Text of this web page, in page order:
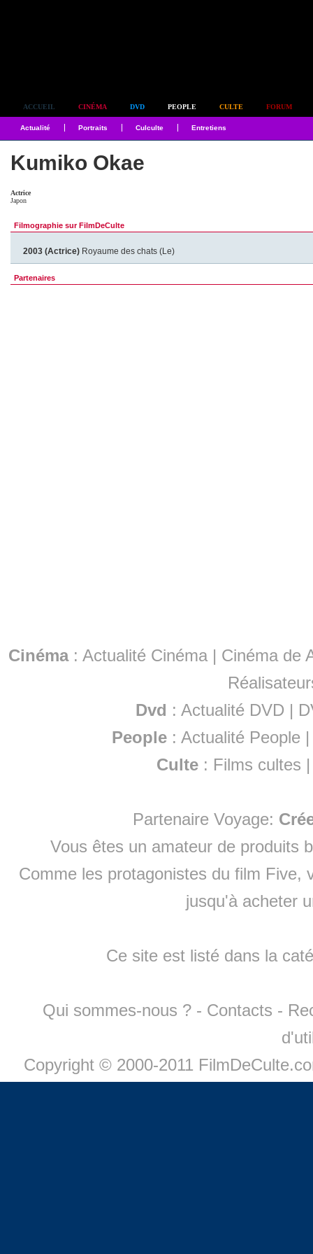
ACCUEIL CINÉMA DVD PEOPLE CULTE FORUM
Actualité Portraits Culculte Entretiens
Kumiko Okae
Actrice
Japon
Filmographie sur FilmDeCulte
2003 (Actrice) Royaume des chats (Le)
Partenaires
Cinéma: Actualité Cinéma | Cinéma de
Dvd : Actualité DVD |
People :Actualité People
Culte : Films cultes
Partenaire Voyage:
Vous êtes un amateur de produits
Comme les protagonistes du film Five,
jusqu'à acheter
Ce site est listé dans la
Qui sommes-nous ? - Contacts -
Copyright © 2000-2011